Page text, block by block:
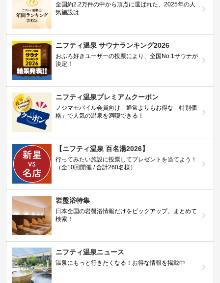
全国約2.2万件の中から頂点に選ばれた、2025年の人
気施設は…
ニフティ温泉 サウナランキング2026
おふろ好きユーザーの投票により、全国No.1サウナが
決定！
ニフティ温泉プレミアムクーポン
ノジマモバイル会員向け 通常よりもお得な「特別価
格」で人気の温泉を満喫できる！
【ニフティ温泉 百名湯2026】
行ってみたい施設に投票してプレゼントを当てよう！
（全10回開催 / 合計260名様）
岩盤浴特集
日本全国の岩盤浴情報だけをピックアップ。まとめて
検索！
ニフティ温泉ニュース
温泉にもっと行きたくなる！お得な情報を掲載中